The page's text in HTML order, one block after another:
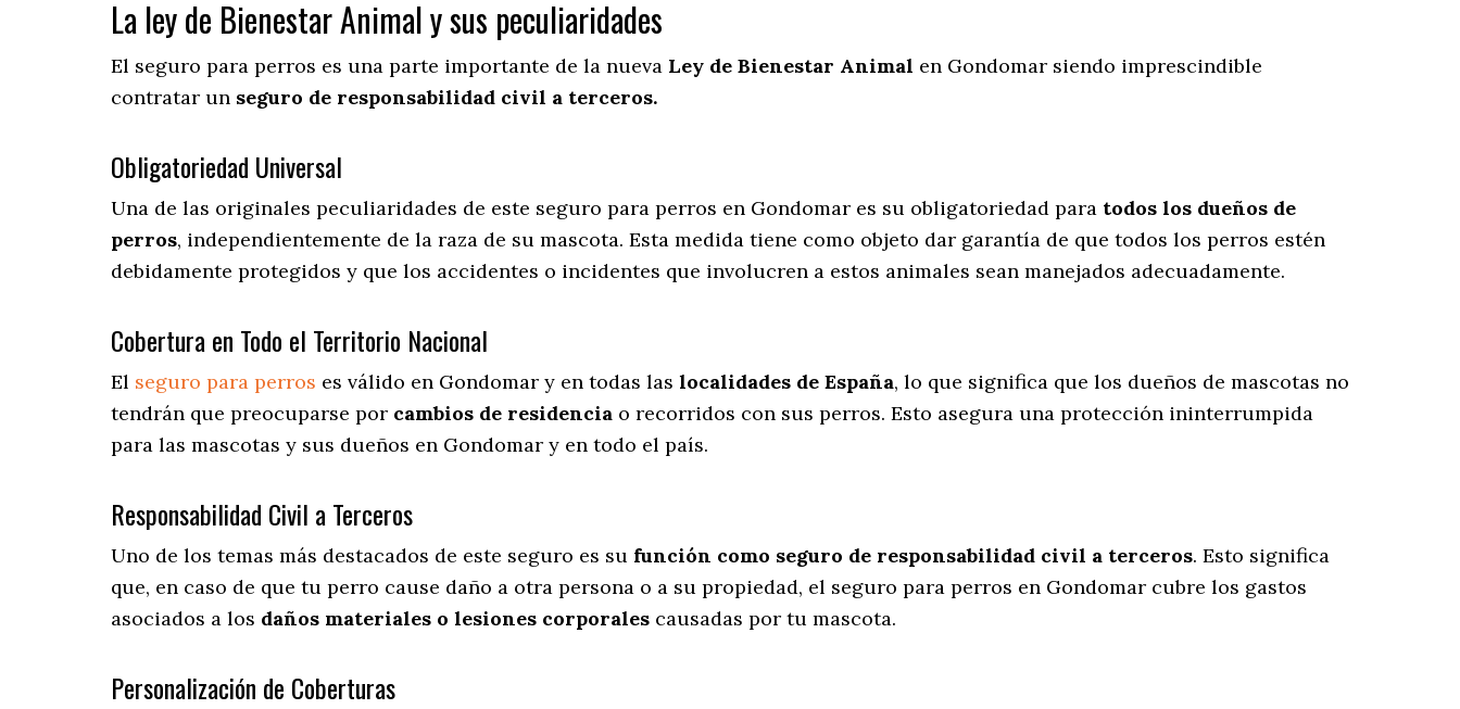
La ley de Bienestar Animal y sus peculiaridades
El seguro para perros es una parte importante de la nueva Ley de Bienestar Animal en Gondomar siendo imprescindible
contratar un seguro de responsabilidad civil a terceros.
Obligatoriedad Universal
Una de las originales peculiaridades de este seguro para perros en Gondomar es su obligatoriedad para todos los dueños de
perros, independientemente de la raza de su mascota. Esta medida tiene como objeto dar garantía de que todos los perros estén
debidamente protegidos y que los accidentes o incidentes que involucren a estos animales sean manejados adecuadamente.
Cobertura en Todo el Territorio Nacional
El seguro para perros es válido en Gondomar y en todas las localidades de España, lo que significa que los dueños de mascotas no
tendrán que preocuparse por cambios de residencia o recorridos con sus perros. Esto asegura una protección ininterrumpida
para las mascotas y sus dueños en Gondomar y en todo el país.
Responsabilidad Civil a Terceros
Uno de los temas más destacados de este seguro es su función como seguro de responsabilidad civil a terceros. Esto significa
que, en caso de que tu perro cause daño a otra persona o a su propiedad, el seguro para perros en Gondomar cubre los gastos
asociados a los daños materiales o lesiones corporales causadas por tu mascota.
Personalización de Coberturas